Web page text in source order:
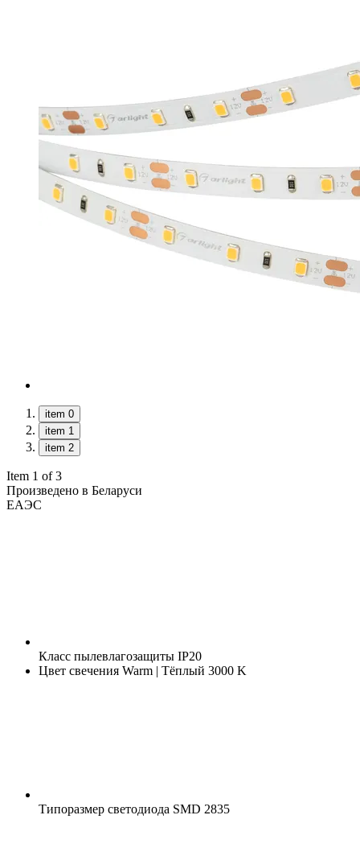
item 0
item 1
item 2
Item 1 of 3
Произведено в Беларуси
ЕАЭС
Класс пылевлагозащиты IP20
Цвет свечения Warm | Тёплый 3000 K
Типоразмер светодиода SMD 2835